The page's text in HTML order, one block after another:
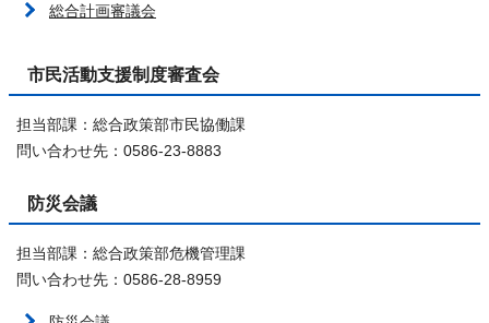
総合計画審議会
市民活動支援制度審査会
担当部課：総合政策部市民協働課
問い合わせ先：0586-23-8883
防災会議
担当部課：総合政策部危機管理課
問い合わせ先：0586-28-8959